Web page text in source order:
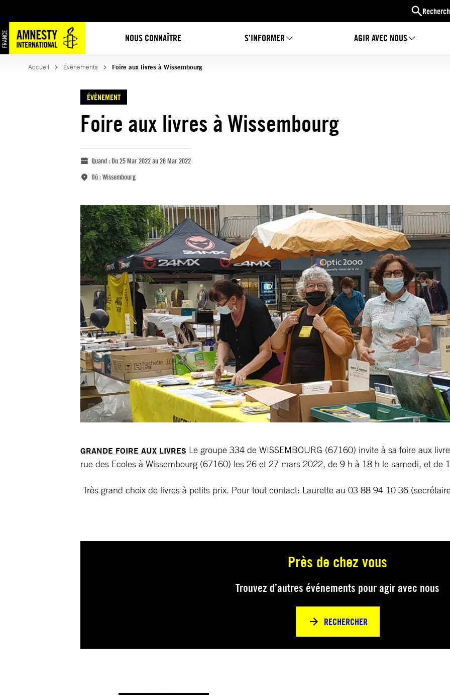
NOUS CONNAÎTRE S’INFORMER AGIR AVEC NOUS
Accueil Évènements Foire aux livres à Wissembourg
ÉVÈNEMENT
Foire aux livres à Wissembourg
Quand :Du 25 Mar 2022 au 26 Mar 2022
Où :Wissembourg
GRANDE FOIRE AUX LIVRES Le groupe 334 de WISSEMBOURG (67160) invite à sa foire aux
rue des Ecoles à Wissembourg (67160) les 26 et 27 mars 2022, de 9 h à 18 h le samedi, et de
Très grand choix de livres à petits prix. Pour tout contact: Laurette au 03 88 94 10 36
Près de chez vous
Trouvez d’autres événements pour agir avec nous
RECHERCHER